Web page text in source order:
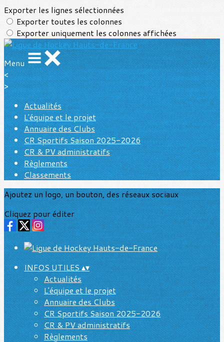
Exporter les lignes sélectionnées
Exporter toutes les colonnes
Exporter uniquement les colonnes affichées
Menu
<
>
Actualités
L'équipe et le projet
Annuaire des Clubs
CR Sportifs Saison 2025-2026
CR & PV administratifs
Règlements
Classements
Ajoutez un logo, un bouton, des réseaux sociaux
Cliquez pour éditer
INFOS UTILES▴▾
Actualités
L'équipe et le projet
Annuaire des Clubs
CR Sportifs Saison 2025-2026
CR & PV administratifs
Règlements